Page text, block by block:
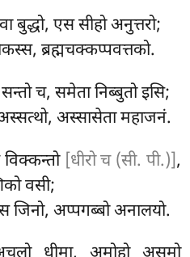
बुद्धो, एस सीहो अनुत्तरो;
ब्रह्मचक्कप्पवत्तको.
सन्तो च, समेता निब्बुतो इसि;
अस्सासेता महाजनं.
विक्कन्तो [धीरो च (सी. पी.)] ,
वसी;
जिनो, अप्पगब्बो अनालयो.